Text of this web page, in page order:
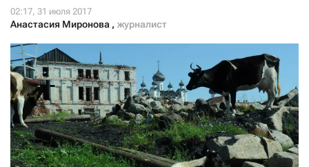
Анастасия Миронова , журналист
Нажимая кнопку «Стать соучастником»,
я принимаю условия и подтверждаю свое гражданство РФ
СТАТЬ СОУЧАСТНИКОМ
ПОДЕЛИТЬСЯ С ДРУЗЬЯМИ
Если у вас есть вопросы, пишите donate@novayagazeta.ruили
звоните:
+7 (929) 612-03-68